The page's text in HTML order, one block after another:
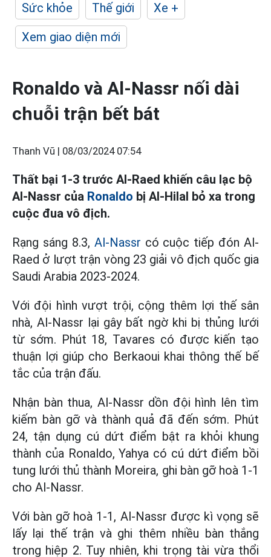
Sức khỏe
Thế giới
Xe +
Xem giao diện mới
Ronaldo và Al-Nassr nối dài
chuỗi trận bết bát
Thanh Vũ | 08/03/2024 07:54
Thất bại 1-3 trước Al-Raed khiến câu lạc bộ
Al-Nassr của Ronaldo bị Al-Hilal bỏ xa trong
cuộc đua vô địch.
Rạng sáng 8.3, Al-Nassr có cuộc tiếp đón Al-
Raed ở lượt trận vòng 23 giải vô địch quốc gia
Saudi Arabia 2023-2024.
Với đội hình vượt trội, cộng thêm lợi thế sân
nhà, Al-Nassr lại gây bất ngờ khi bị thủng lưới
từ sớm. Phút 18, Tavares có được kiến tạo
thuận lợi giúp cho Berkaoui khai thông thế bế
tắc của trận đấu.
Nhận bàn thua, Al-Nassr dồn đội hình lên tìm
kiếm bàn gỡ và thành quả đã đến sớm. Phút
24, tận dụng cú dứt điểm bật ra khỏi khung
thành của Ronaldo, Yahya có cú dứt điểm bồi
tung lưới thủ thành Moreira, ghi bàn gỡ hoà 1-1
cho Al-Nassr.
Với bàn gỡ hoà 1-1, Al-Nassr được kì vọng sẽ
lấy lại thế trận và ghi thêm nhiều bàn thắng
trong hiệp 2. Tuy nhiên, khi trọng tài vừa thổi